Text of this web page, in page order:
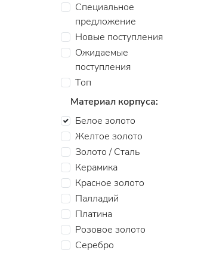
Специальное
предложение
Новые поступления
Ожидаемые
поступления
Топ
Материал корпуса:
Белое золото
Желтое золото
Золото / Сталь
Керамика
Красное золото
Палладий
Платина
Розовое золото
Серебро